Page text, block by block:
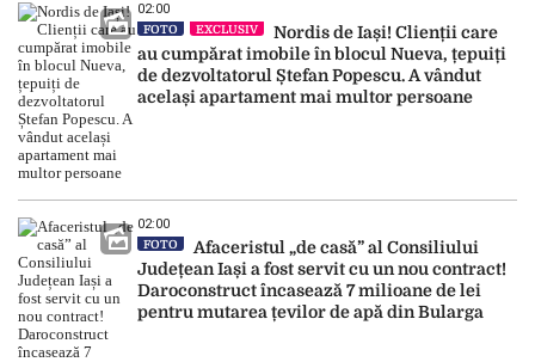
02:00
FOTO EXCLUSIV
Nordis de Iași! Clienții care
au cumpărat imobile în blocul Nueva, țepuiți
de dezvoltatorul Ștefan Popescu. A vândut
același apartament mai multor persoane
02:00
FOTO
Afaceristul „de casă” al Consiliului
Județean Iași a fost servit cu un nou contract!
Daroconstruct încasează 7 milioane de lei
pentru mutarea țevilor de apă din Bularga